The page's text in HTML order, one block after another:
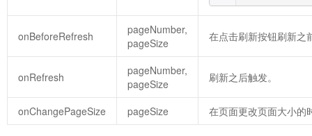
onBeforeRefresh
pageNumber,
pageSize
在点击刷新按钮刷新之
onRefresh
pageNumber,
pageSize
刷新之后触发。
onChangePageSize pageSize 在页面更改页面大小的